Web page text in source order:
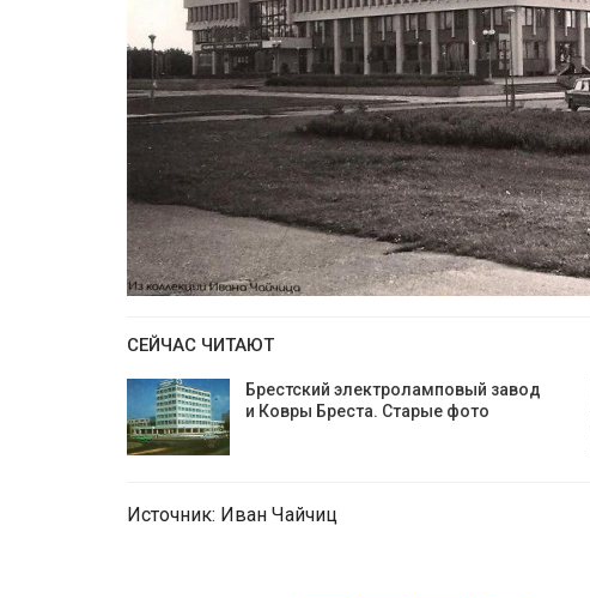
СЕЙЧАС ЧИТАЮТ
Брестский электроламповый завод
и Ковры Бреста. Старые фото
Источник: Иван Чайчиц